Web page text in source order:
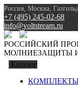
Россия, Москва,
+7 (495) 245-02-68
info@voltstream.ru
8 (495) 245-02-68
РОССИЙСКИЙ
МОЛНИЕЗАЩИТЫ
Каталог